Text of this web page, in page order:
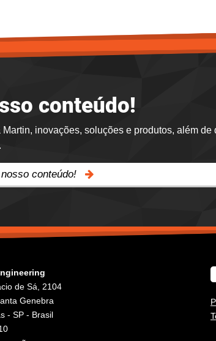
conteúdo!
inovações, soluções e produtos, além de
conteúdo!
de Sá, 2104
Genebra
- SP - Brasil